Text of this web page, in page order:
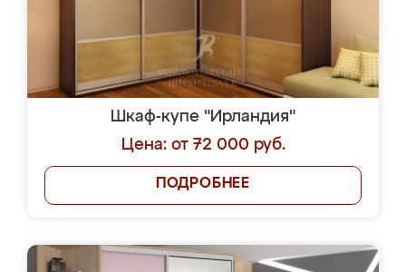
Шкаф-купе "Ирландия"
Цена: от 72 000 руб.
ПОДРОБНЕЕ